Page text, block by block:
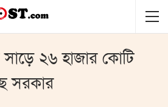
সাড়ে ২৬ হাজার কোটি
সরকার